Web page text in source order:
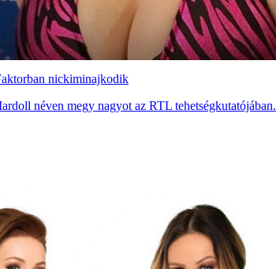
nickiminajkodik
néven megy nagyot az RTL tehetségkutatójában.